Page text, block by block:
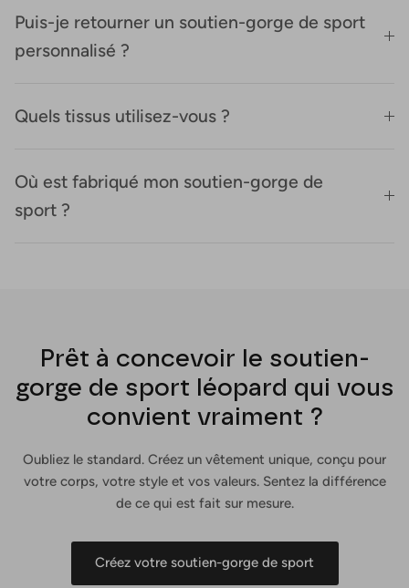
Puis-je retourner un soutien-gorge de sport
personnalisé ?
Quels tissus utilisez-vous ?
Où est fabriqué mon soutien-gorge de
sport ?
Prêt à concevoir le soutien-
gorge de sport léopard qui vous
convient vraiment ?
Oubliez le standard. Créez un vêtement unique, conçu pour
votre corps, votre style et vos valeurs. Sentez la différence
de ce qui est fait sur mesure.
Créez votre soutien-gorge de sport